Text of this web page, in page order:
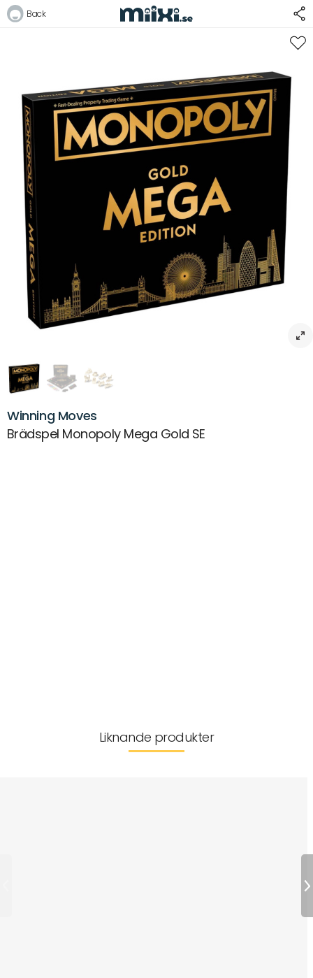
E-postadress
Lösenord
Logga in
Bli medlem i Club Miixi
Glömt ditt lösenord?
Ansök om att bli B2B-kund
Back
23%
Winning Moves
Brädspel Monopoly Mega Gold SE
Liknande produkter